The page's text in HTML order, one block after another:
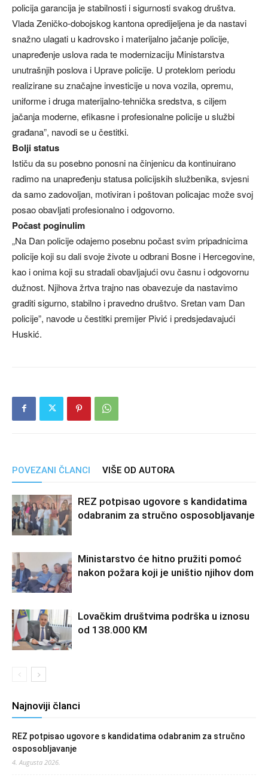
policija garancija je stabilnosti i sigurnosti svakog društva.
Vlada Zeničko-dobojskog kantona opredijeljena je da nastavi
snažno ulagati u kadrovsko i materijalno jačanje policije,
unapređenje uslova rada te modernizaciju Ministarstva
unutrašnjih poslova i Uprave policije. U proteklom periodu
realizirane su značajne investicije u nova vozila, opremu,
uniforme i druga materijalno-tehnička sredstva, s ciljem
jačanja moderne, efikasne i profesionalne policije u službi
građana”, navodi se u čestitki.
Bolji status
Ističu da su posebno ponosni na činjenicu da kontinuirano
radimo na unapređenju statusa policijskih službenika, svjesni
da samo zadovoljan, motiviran i poštovan policajac može svoj
posao obavljati profesionalno i odgovorno.
Počast poginulim
„Na Dan policije odajemo posebnu počast svim pripadnicima
policije koji su dali svoje živote u odbrani Bosne i Hercegovine,
kao i onima koji su stradali obavljajući ovu časnu i odgovornu
dužnost. Njihova žrtva trajno nas obavezuje da nastavimo
graditi sigurno, stabilno i pravedno društvo. Sretan vam Dan
policije”, navode u čestitki premijer Pivić i predsjedavajući
Huskić.
POVEZANI ČLANCI VIŠE OD AUTORA
REZ potpisao ugovore s kandidatima
odabranim za stručno osposobljavanje
Ministarstvo će hitno pružiti pomoć
nakon požara koji je uništio njihov dom
Lovačkim društvima podrška u iznosu
od 138.000 KM
Najnoviji članci
REZ potpisao ugovore s kandidatima odabranim za stručno
osposobljavanje
4. Augusta 2026.